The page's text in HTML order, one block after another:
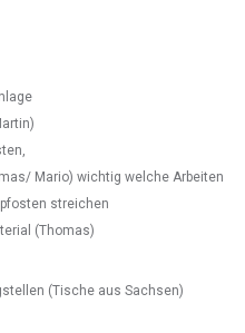
Mario) wichtig welche Arbeiten
streichen
(Thomas)
(Tische aus Sachsen)